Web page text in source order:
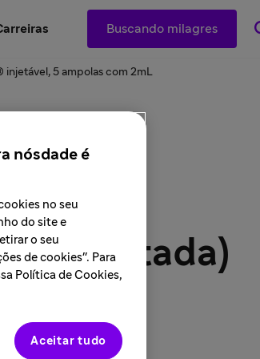
Buscando milagres
injetável, 5 ampolas com 2mL
nósdade é
no seu
do site e
o seu
de cookies". Para
Política de Cookies,
Aceitar tudo